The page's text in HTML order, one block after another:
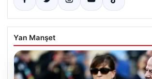
Yan Manşet